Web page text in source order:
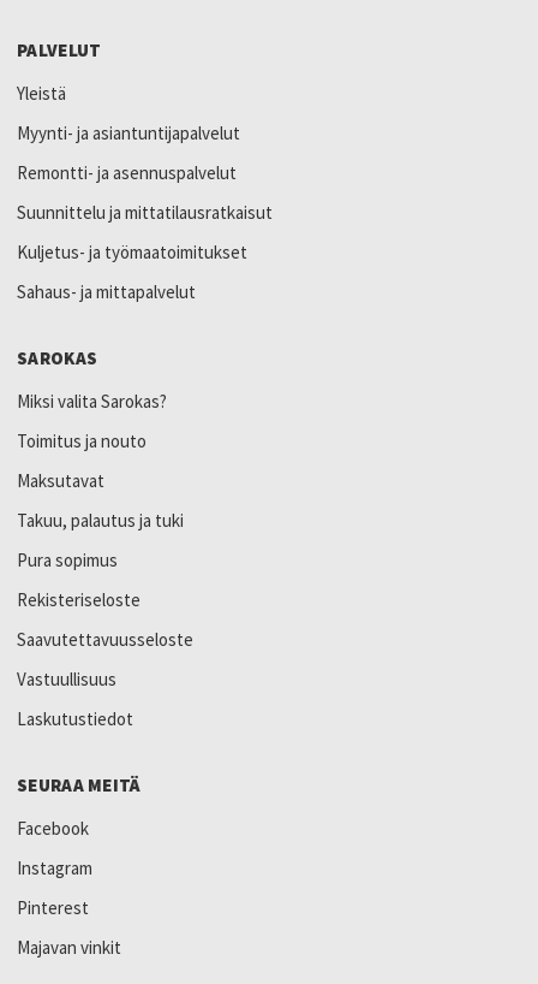
PALVELUT
Yleistä
Myynti- ja asiantuntijapalvelut
Remontti- ja asennuspalvelut
Suunnittelu ja mittatilausratkaisut
Kuljetus- ja työmaatoimitukset
Sahaus- ja mittapalvelut
SAROKAS
Miksi valita Sarokas?
Toimitus ja nouto
Maksutavat
Takuu, palautus ja tuki
Pura sopimus
Rekisteriseloste
Saavutettavuusseloste
Vastuullisuus
Laskutustiedot
SEURAA MEITÄ
Facebook
Instagram
Pinterest
Majavan vinkit